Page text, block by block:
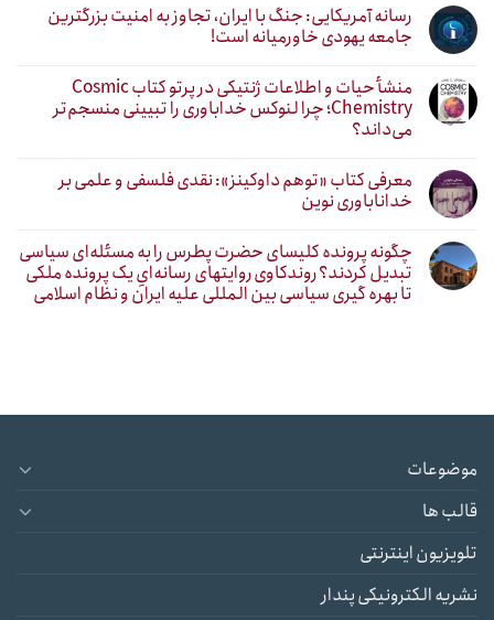
رسانه آمریکایی: جنگ با ایران، تجاوز به امنیت بزرگترین
جامعه یهودی خاورمیانه است!
منشأ حیات و اطلاعات ژنتیکی در پرتو کتاب Cosmic
Chemistry؛ چرا لنوکس خداباوری را تبیینی منسجم‌تر
می‌داند؟
معرفی کتاب «توهم داوکینز»: نقدی فلسفی و علمی بر
خداناباوری نوین
چگونه پرونده کلیسای حضرت پطرس را به مسئله‌ای سیاسی
تبدیل کردند؟ روندکاوی روایتهای رسانه‌ایِ یک پرونده ملکی
تا بهره گیری سیاسی بین المللی علیه ایران و نظام اسلامی
موضوعات
قالب ها
تلویزیون اینترنتی
نشریه الکترونیکی پندار